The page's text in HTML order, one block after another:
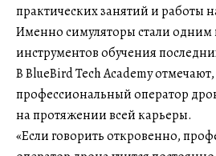
практических занятий и работы
Именно симуляторы стали
инструментов обучения
В BlueBird Tech Academy отмечают,
профессиональный оператор
на протяжении всей карьеры.
«Если говорить откровенно,